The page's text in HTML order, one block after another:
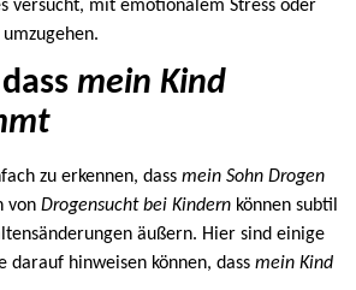
versucht, mit emotionalem Stress oder
mein Kind
zu erkennen, dass mein Sohn Drogen
von Drogensucht bei Kindern können subtil
äußern. Hier sind einige
darauf hinweisen können, dass mein Kind